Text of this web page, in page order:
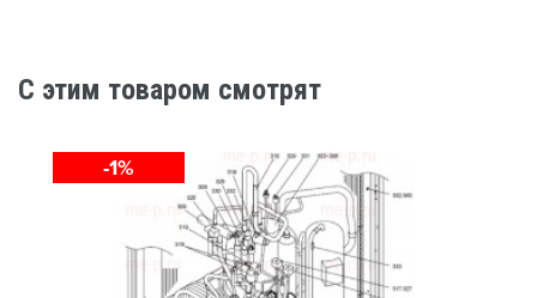
C этим товаром смотрят
-1%